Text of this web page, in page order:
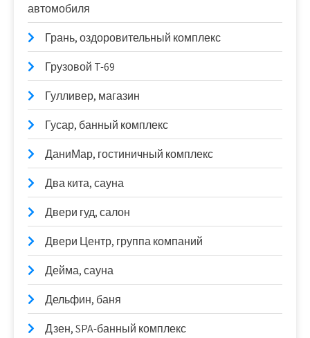
автомобиля
Грань, оздоровительный комплекс
Грузовой T-69
Гулливер, магазин
Гусар, банный комплекс
ДаниМар, гостиничный комплекс
Два кита, сауна
Двери гуд, салон
Двери Центр, группа компаний
Дейма, сауна
Дельфин, баня
Дзен, SPA-банный комплекс